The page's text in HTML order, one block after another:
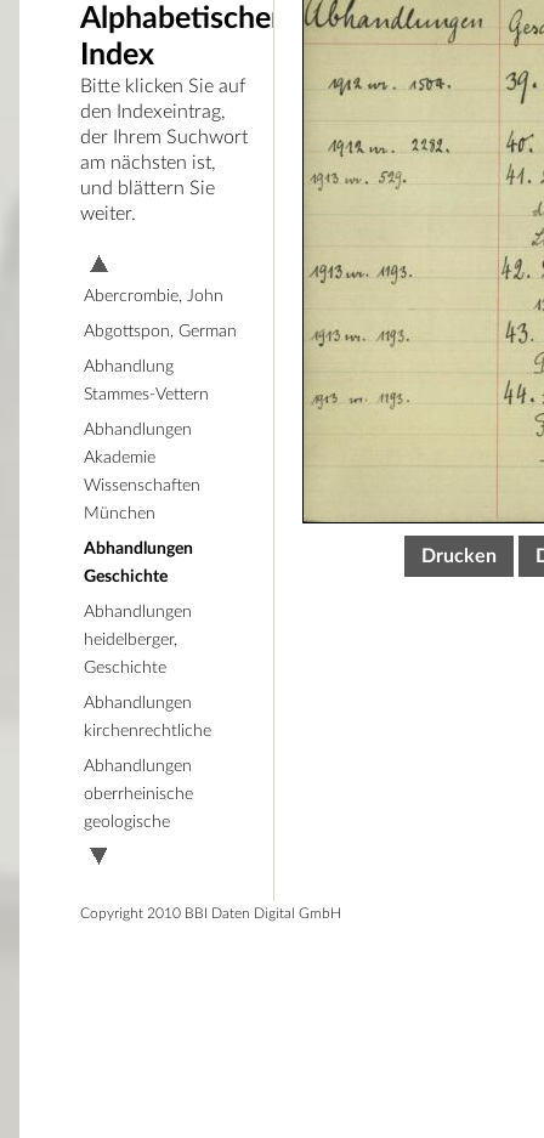
Drucken
Alphabetischer
Index
Bitte klicken Sie auf
den Indexeintrag,
der Ihrem Suchwort
am nächsten ist,
und blättern Sie
weiter.
Abercrombie, John
Abgottspon, German
Abhandlung
Stammes-Vettern
Abhandlungen
Akademie
Wissenschaften
München
Abhandlungen
Geschichte
Abhandlungen
heidelberger,
Geschichte
Abhandlungen
kirchenrechtliche
Abhandlungen
oberrheinische
geologische
Copyright 2010 BBI Daten Digital GmbH